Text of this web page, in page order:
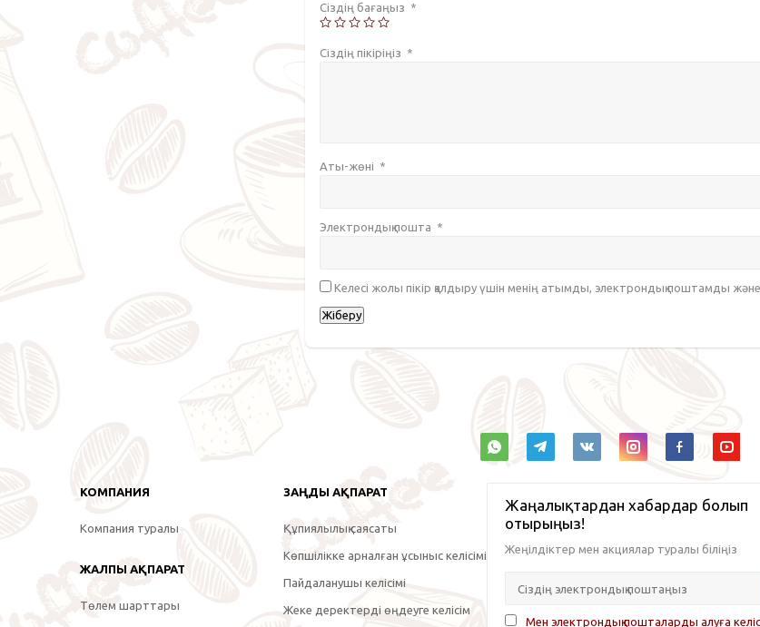
Сіздің бағаңыз *
Сіздің пікіріңіз *
Аты-жөні *
Электрондық пошта *
Келесі жолы пікір қалдыру үшін менің атымды, электрондық поштамды
КОМПАНИЯ
Компания туралы
ЖАЛПЫ АҚПАРАТ
Төлем шарттары
ЗАҢДЫ АҚПАРАТ
Құпиялылық саясаты
Көпшілікке арналған ұсыныс келісімі
Пайдаланушы келісімі
Жеке деректерді өңдеуге келісім
Жаңалықтардан хабардар болып
отырыңыз!
Жеңілдіктер мен акциялар туралы біліңіз
Мен электрондық пошталарды алуға